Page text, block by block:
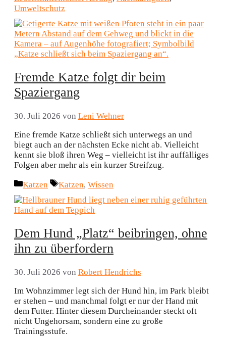
Umweltschutz
Fremde Katze folgt dir beim
Spaziergang
30. Juli 2026 von Leni Wehner
Eine fremde Katze schließt sich unterwegs an und
biegt auch an der nächsten Ecke nicht ab. Vielleicht
kennt sie bloß ihren Weg – vielleicht ist ihr auffälliges
Folgen aber mehr als ein kurzer Streifzug.
Kategorien
Katzen Schlagwörter
Katzen, Wissen
Dem Hund „Platz“ beibringen, ohne
ihn zu überfordern
30. Juli 2026 von Robert Hendrichs
Im Wohnzimmer legt sich der Hund hin, im Park bleibt
er stehen – und manchmal folgt er nur der Hand mit
dem Futter. Hinter diesem Durcheinander steckt oft
nicht Ungehorsam, sondern eine zu große
Trainingsstufe.